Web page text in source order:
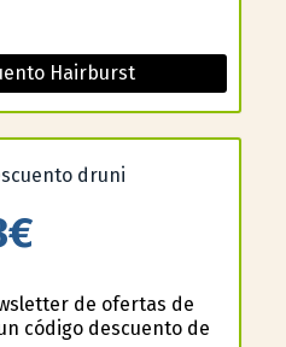
Hairburst
de ofertas de
código descuento de